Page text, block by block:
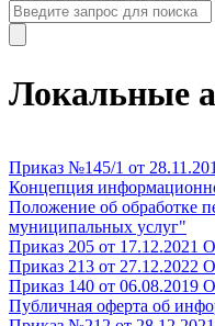
Локальные
Приказ №145/1 от
Концепция
Положение об обработке
муниципальных услуг"
Приказ 205 от 17.12.2021
Приказ 213 от 27.12.2022
Приказ 140 от 06.08.2019
Публичная оферта об